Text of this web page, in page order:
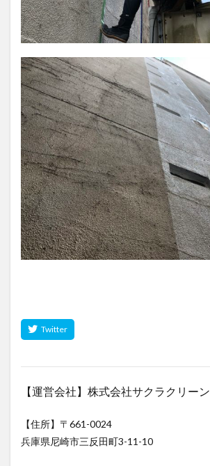
【運営会社】株式会社サクラクリーン
【住所】〒661-0024
兵庫県尼崎市三反田町3-11-10